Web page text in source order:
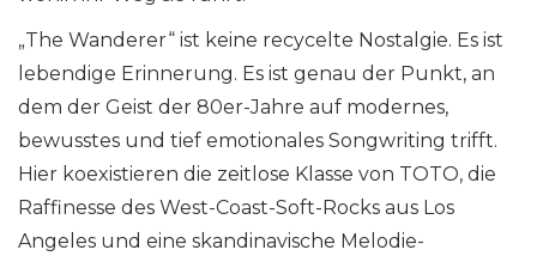
„The Wanderer“ ist keine recycelte Nostalgie. Es ist
lebendige Erinnerung. Es ist genau der Punkt, an
dem der Geist der 80er-Jahre auf modernes,
bewusstes und tief emotionales Songwriting trifft.
Hier koexistieren die zeitlose Klasse von TOTO, die
Raffinesse des West-Coast-Soft-Rocks aus Los
Angeles und eine skandinavische Melodie-